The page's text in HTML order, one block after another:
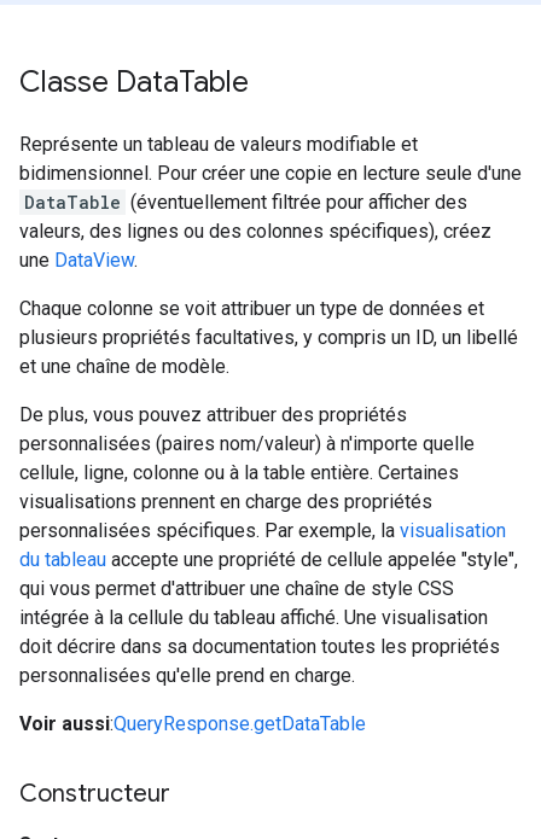
Classe DataTable
Représente un tableau de valeurs modifiable et
bidimensionnel. Pour créer une copie en lecture seule d'une
DataTable (éventuellement filtrée pour afficher des
valeurs, des lignes ou des colonnes spécifiques), créez
une DataView.
Chaque colonne se voit attribuer un type de données et
plusieurs propriétés facultatives, y compris un ID, un libellé
et une chaîne de modèle.
De plus, vous pouvez attribuer des propriétés
personnalisées (paires nom/valeur) à n'importe quelle
cellule, ligne, colonne ou à la table entière. Certaines
visualisations prennent en charge des propriétés
personnalisées spécifiques. Par exemple, la visualisation
du tableau accepte une propriété de cellule appelée "style",
qui vous permet d'attribuer une chaîne de style CSS
intégrée à la cellule du tableau affiché. Une visualisation
doit décrire dans sa documentation toutes les propriétés
personnalisées qu'elle prend en charge.
Voir aussi:QueryResponse.getDataTable
Constructeur